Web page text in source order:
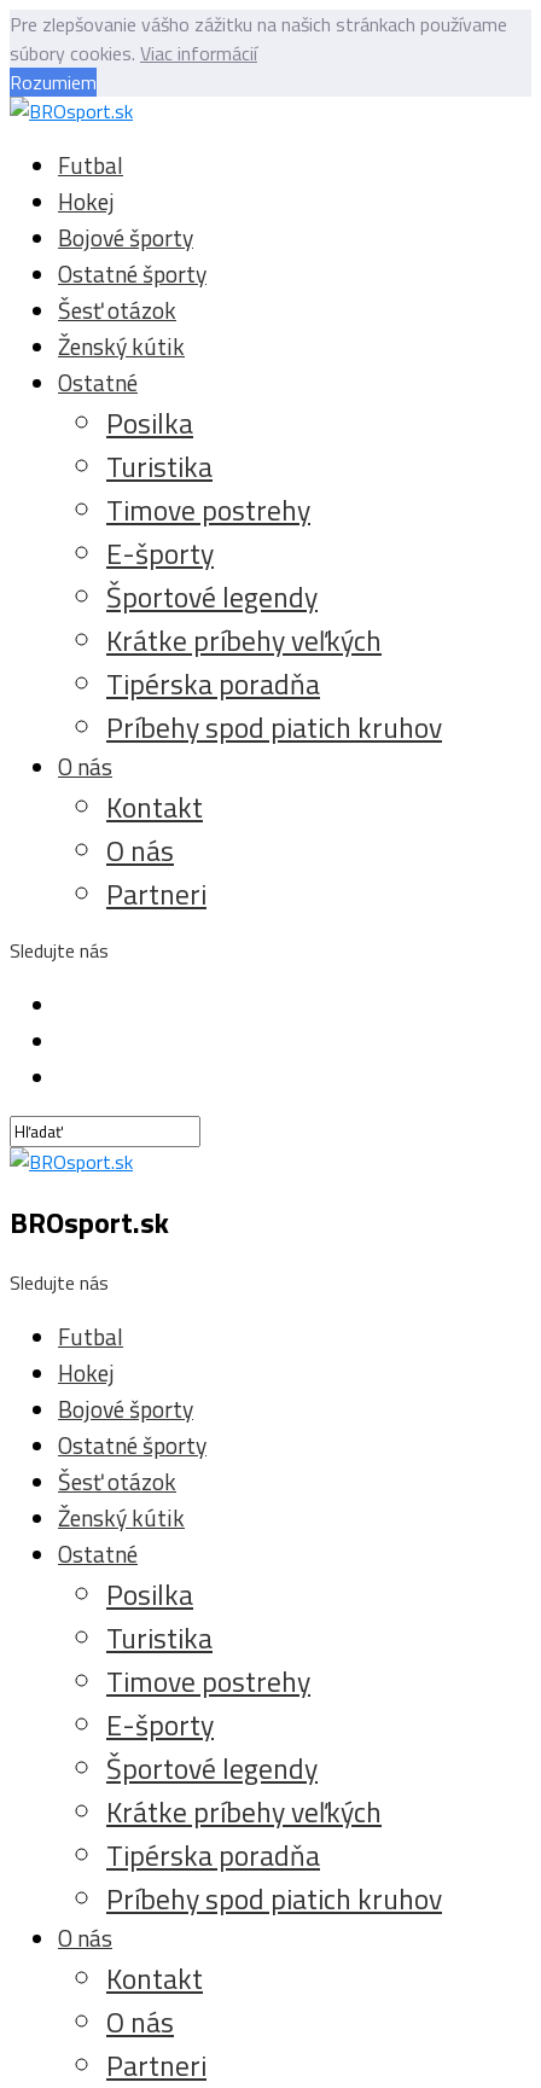
Pre zlepšovanie vášho zážitku na našich stránkach používame
súbory cookies. Viac informácií
Rozumiem
Futbal
Hokej
Bojové športy
Ostatné športy
Šesť otázok
Ženský kútik
Ostatné
Posilka
Turistika
Timove postrehy
E-športy
Športové legendy
Krátke príbehy veľkých
Tipérska poradňa
Príbehy spod piatich kruhov
O nás
Kontakt
O nás
Partneri
Sledujte nás
BROsport.sk
Sledujte nás
Futbal
Hokej
Bojové športy
Ostatné športy
Šesť otázok
Ženský kútik
Ostatné
Posilka
Turistika
Timove postrehy
E-športy
Športové legendy
Krátke príbehy veľkých
Tipérska poradňa
Príbehy spod piatich kruhov
O nás
Kontakt
O nás
Partneri